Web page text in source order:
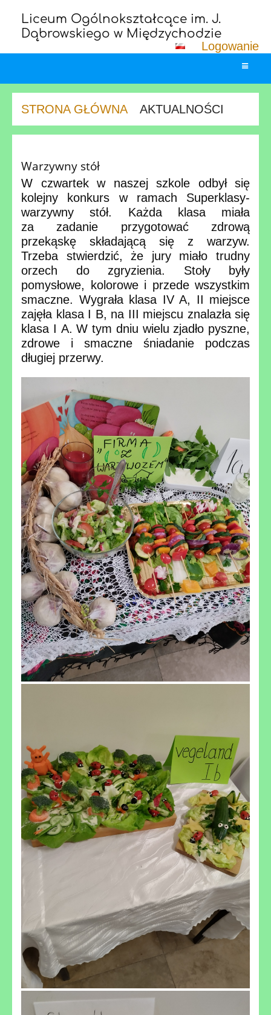
Liceum Ogólnokształcące im. J.
Dąbrowskiego w Międzychodzie
Logowanie
STRONA GŁÓWNA AKTUALNOŚCI
Warzywny stół
W czwartek w naszej szkole odbył się
kolejny konkurs w ramach Superklasy-
warzywny stół. Każda klasa miała
za zadanie przygotować zdrową
przekąskę składającą się z warzyw.
Trzeba stwierdzić, że jury miało trudny
orzech do zgryzienia. Stoły były
pomysłowe, kolorowe i przede wszystkim
smaczne. Wygrała klasa IV A, II miejsce
zajęła klasa I B, na III miejscu znalazła się
klasa I A. W tym dniu wielu zjadło pyszne,
zdrowe i smaczne śniadanie podczas
długiej przerwy.